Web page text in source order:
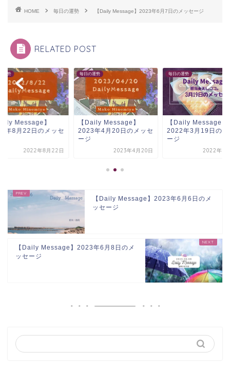
HOME 毎日の運勢 【Daily Message】2023年6月7日のメッセージ
RELATED POST
運勢
Message】
年4月20日のメッセ
2023年4月20日
毎日の運勢
【Daily Message】
2022年3月19日のメッセ
ージ
2022年3月19日
毎日の運勢
【Daily Message】
2022年8月22日のメ
ージ
2022年8
【Daily Message】2023年6月6日のメ
ッセージ
【Daily Message】2023年6月8日のメ
ッセージ